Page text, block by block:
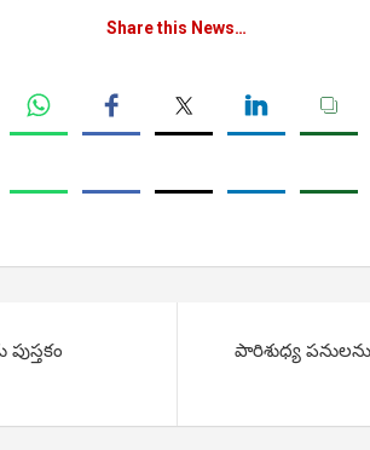
Share this News…
పారిశుధ్య